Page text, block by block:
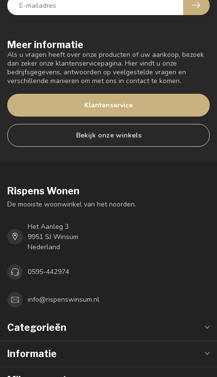
Meer informatie
Als u vragen heeft over onze producten of uw aankoop, bezoek
dan zeker onze klantenservicepagina. Hier vindt u onze
bedrijfsgegevens, antwoorden op veelgestelde vragen en
verschillende manieren om met ons in contact te komen.
Klantenservice
Bekijk onze winkels
Rispens Wonen
De mooiste woonwinkel van het noorden.
Het Aanleg 3
9951 SJ Winsum
Nederland
0595-442974
info@rispenswinsum.nl
Categorieën
Informatie